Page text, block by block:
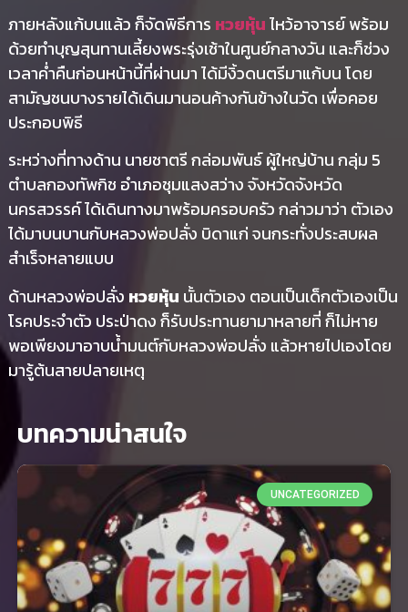
ภายหลังแก้บนแล้ว ก็จัดพิธีการ หวยหุ้นไหว้อาจารย์ พร้อม
ด้วยทำบุญสุนทานเลี้ยงพระรุ่งเช้าในศูนย์กลางวัน และก็ช่วง
เวลาค่ำคืนก่อนหน้านี้ที่ผ่านมา ได้มีงิ้วดนตรีมาแก้บน โดย
สามัญชนบางรายได้เดินมานอนค้างกันข้างในวัด เพื่อคอย
ประกอบพิธี
ระหว่างที่ทางด้าน นายชาตรี กล่อมพันธ์ ผู้ใหญ่บ้าน กลุ่ม 5
ตำบลกองทัพกิช อำเภอชุมแสงสว่าง จังหวัดจังหวัด
นครสวรรค์ ได้เดินทางมาพร้อมครอบครัว กล่าวมาว่า ตัวเอง
ได้มาบนบานกับหลวงพ่อปลั่ง บิดาแก่ จนกระทั่งประสบผล
สำเร็จหลายแบบ
ด้านหลวงพ่อปลั่ง หวยหุ้น นั้นตัวเอง ตอนเป็นเด็กตัวเองเป็น
โรคประจำตัว ประป่าดง ก็รับประทานยามาหลายที่ ก็ไม่หาย
พอเพียงมาอาบน้ำมนต์กับหลวงพ่อปลั่ง แล้วหายไปเองโดย
มารู้ต้นสายปลายเหตุ
บทความน่าสนใจ
UNCATEGORIZED